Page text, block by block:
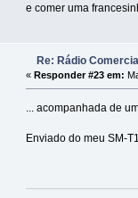
e comer uma
Re: Rádio
« Responder #23 em:
... acompanhada de
Enviado do meu SM-